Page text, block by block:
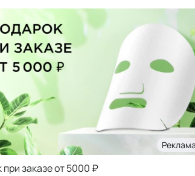
Реклама
заказе от 5000 ₽